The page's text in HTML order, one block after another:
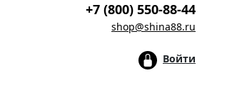
+7 (800) 550-88-44
shop@shina88.ru
Войти